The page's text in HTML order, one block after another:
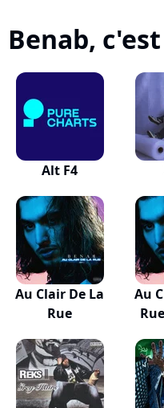
Benab,
Alt F4
Au Clair De La
Rue
Au